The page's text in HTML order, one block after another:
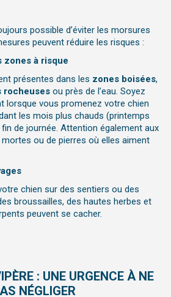
possible d’éviter les morsures
peuvent réduire les risques :
zones à risque
présentes dans les zones boisées,
rocheuses ou près de l’eau. Soyez
lorsque vous promenez votre chien
les mois plus chauds (printemps
de journée. Attention également aux
ou de pierres où elles aiment
chien sur des sentiers ou des
broussailles, des hautes herbes et
peuvent se cacher.
: UNE URGENCE À NE
NÉGLIGER